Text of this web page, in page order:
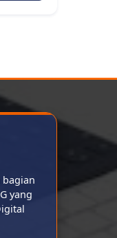
bagian
yang